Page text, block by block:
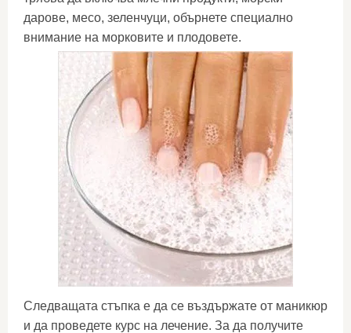
дарове, месо, зеленчуци, обърнете специално
внимание на морковите и плодовете.
Следващата стъпка е да се въздържате от маникюр
и да проведете курс на лечение. За да получите